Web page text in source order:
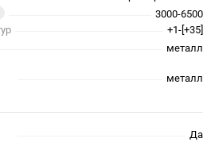
3000-6500
+1-[+35]
металл
металл
Да